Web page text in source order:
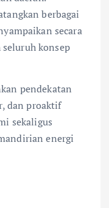
berbagai
secara
konsep
pendekatan
dan proaktif
sekaligus
energi